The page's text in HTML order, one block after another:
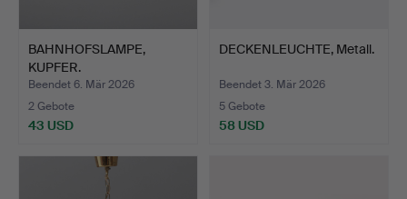
BAHNHOFSLAMPE,
KUPFER.
Beendet 6. Mär 2026
2 Gebote
43 USD
DECKENLEUCHTE, Metall.
Beendet 3. Mär 2026
5 Gebote
58 USD